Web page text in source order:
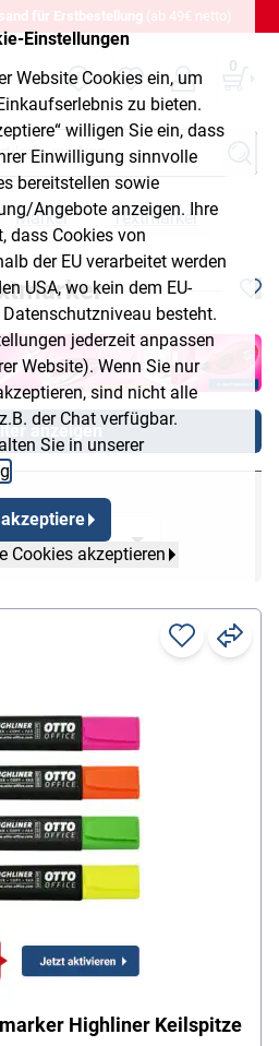
Einstellungen
Website Cookies ein, um
zu bieten.
willigen Sie ein, dass
Einwilligung sinnvolle
bereitstellen sowie
Angebote anzeigen. Ihre
dass Cookies von
der EU verarbeitet werden
USA, wo kein dem EU-
besteht.
jederzeit anpassen
Website). Wenn Sie nur
sind nicht alle
der Chat verfügbar.
Sie in unserer
Cookies akzeptieren
für Erstbestellung (ab 49€ netto)
0
Marker Textmarker
anzeigen
Highliner Keilspitze